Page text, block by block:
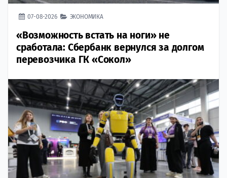
07-08-2026 ЭКОНОМИКА
«Возможность встать на ноги» не
сработала: Сбербанк вернулся за долгом
перевозчика ГК «Сокол»